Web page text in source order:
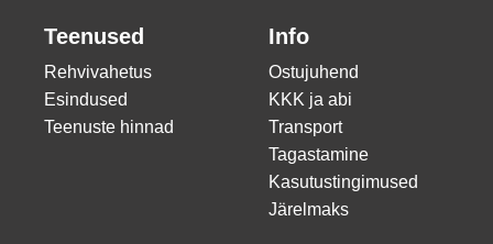
Teenused
Rehvivahetus
Esindused
Teenuste hinnad
Info
Ostujuhend
KKK ja abi
Transport
Tagastamine
Kasutustingimused
Järelmaks